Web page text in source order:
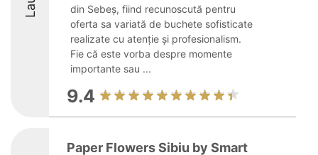
din Sebeș, fiind recunoscută pentru
oferta sa variată de buchete sofisticate
realizate cu atenție și profesionalism.
Fie că este vorba despre momente
importante sau ...
9.4
Paper Flowers Sibiu by Smart